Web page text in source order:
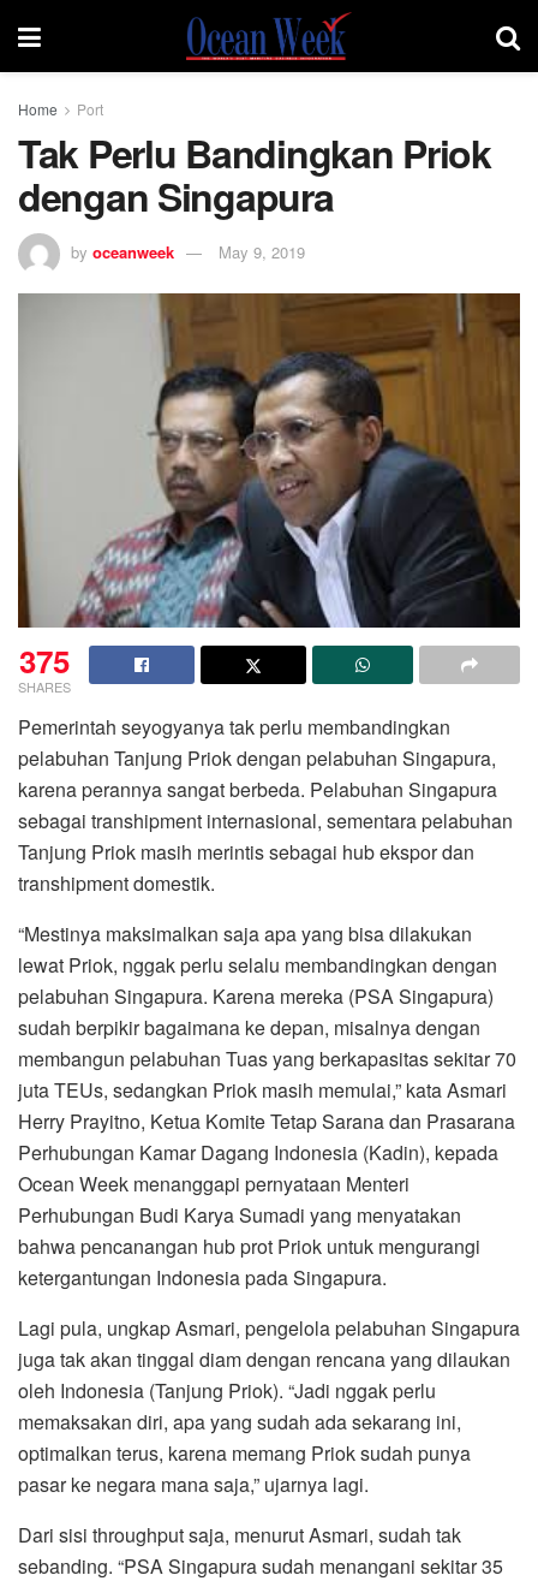
Home Port
Tak Perlu Bandingkan Priok
dengan Singapura
by oceanweek May 9, 2019
375
SHARES
Pemerintah seyogyanya tak perlu membandingkan
pelabuhan Tanjung Priok dengan pelabuhan Singapura,
karena perannya sangat berbeda. Pelabuhan Singapura
sebagai transhipment internasional, sementara pelabuhan
Tanjung Priok masih merintis sebagai hub ekspor dan
transhipment domestik.
“Mestinya maksimalkan saja apa yang bisa dilakukan
lewat Priok, nggak perlu selalu membandingkan dengan
pelabuhan Singapura. Karena mereka (PSA Singapura)
sudah berpikir bagaimana ke depan, misalnya dengan
membangun pelabuhan Tuas yang berkapasitas sekitar 70
juta TEUs, sedangkan Priok masih memulai,” kata Asmari
Herry Prayitno, Ketua Komite Tetap Sarana dan Prasarana
Perhubungan Kamar Dagang Indonesia (Kadin), kepada
Ocean Week menanggapi pernyataan Menteri
Perhubungan Budi Karya Sumadi yang menyatakan
bahwa pencanangan hub prot Priok untuk mengurangi
ketergantungan Indonesia pada Singapura.
Lagi pula, ungkap Asmari, pengelola pelabuhan Singapura
juga tak akan tinggal diam dengan rencana yang dilaukan
oleh Indonesia (Tanjung Priok). “Jadi nggak perlu
memaksakan diri, apa yang sudah ada sekarang ini,
optimalkan terus, karena memang Priok sudah punya
pasar ke negara mana saja,” ujarnya lagi.
Dari sisi throughput saja, menurut Asmari, sudah tak
sebanding. “PSA Singapura sudah menangani sekitar 35